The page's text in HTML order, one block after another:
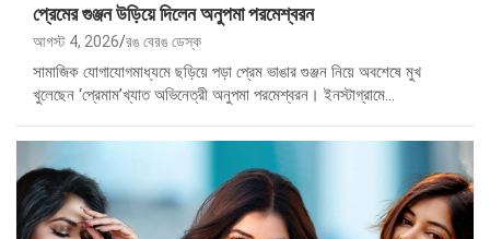
প্রেমের গুঞ্জন উড়িয়ে দিলেন অনুপমা পরমেশ্বরন
আগস্ট 4, 2026 রঙ বেরঙ ডেস্ক
সামাজিক যোগাযোগমাধ্যমে ছড়িয়ে পড়া প্রেম ভাঙার গুঞ্জন নিয়ে অবশেষে মুখ
খুলেছেন ‘প্রেমাম’খ্যাত অভিনেত্রী অনুপমা পরমেশ্বরন। ইনস্টাগ্রামে…